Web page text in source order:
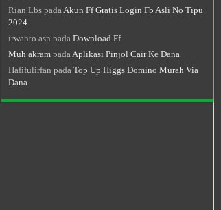
Rian LbspadaAkun Ff Gratis Login Fb Asli No Tipu
2024
irwanto asn pada Download Ff
Muh akrampadaAplikasi Pinjol Cair Ke Dana
Hafifulirfan pada Top Up Higgs Domino Murah Via
Dana